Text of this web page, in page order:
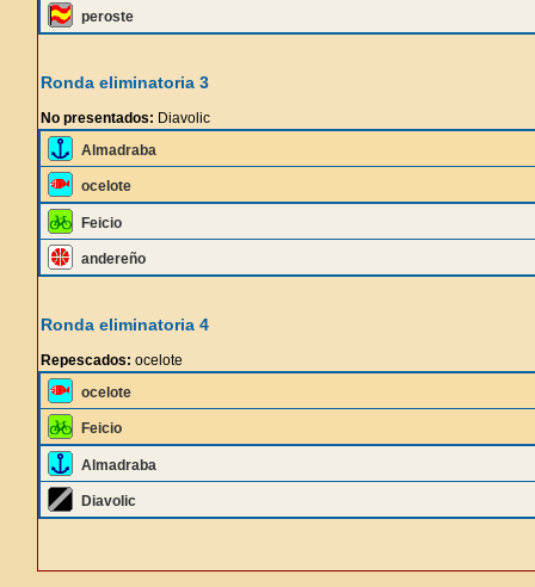
peroste
Ronda eliminatoria 3
No presentados: Diavolic
Almadraba
ocelote
Feicio
andereño
Ronda eliminatoria 4
Repescados: ocelote
ocelote
Feicio
Almadraba
Diavolic